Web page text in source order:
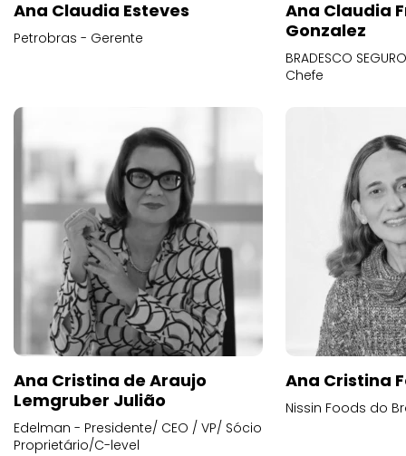
Ana Claudia Esteves
Petrobras - Gerente
Ana Claudia
Gonzalez
BRADESCO
Chefe
Ana Cristina de Araujo
Lemgruber Julião
Edelman - Presidente/ CEO / VP/ Sócio
Proprietário/C-level
Ana Cristina
Nissin Foods do